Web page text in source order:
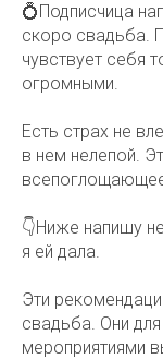
💍Подписчица
скоро свадьба.
чувствует себя
огромными.
Есть страх не
в нем нелепой.
👇Ниже напишу
я ей дала.
Эти
свадьба. Они
мероприятиями